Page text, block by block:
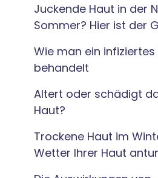
Juckende Haut in der
Sommer? Hier ist der
Wie man ein infiziertes
behandelt
Altert oder schädigt
Haut?
Trockene Haut im
Wetter Ihrer Haut